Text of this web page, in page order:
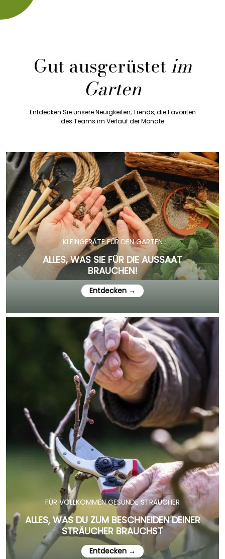
Gut ausgerüstetim
Garten
Entdecken Sie unsere Neuigkeiten, Trends, die Favoriten
des Teams im Verlauf der Monate
KLEINGERÄTE FÜR DEN GARTEN
ALLES, WAS SIE FÜR DIE AUSSAAT
BRAUCHEN!
Entdecken →
FÜR VOLLKOMMEN GESUNDE STRÄUCHER
ALLES, WAS DU ZUM BESCHNEIDEN DEINER
STRÄUCHER BRAUCHST
Entdecken →